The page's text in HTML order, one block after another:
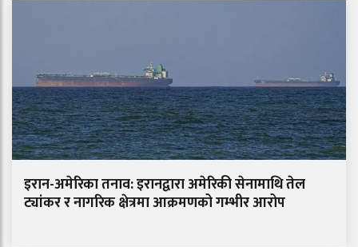
इरान-अमेरिका तनाव: इरानद्वारा अमेरिकी सेनामाथि तेल
ट्यांकर र नागरिक क्षेत्रमा आक्रमणको गम्भीर आरोप